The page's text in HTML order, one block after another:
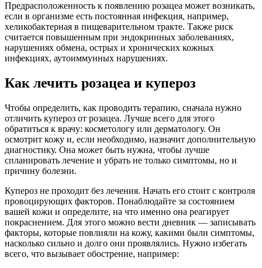
Предрасположенность к появлению розацеа может возникать,
если в организме есть постоянная инфекция, например,
хеликобактерная в пищеварительном тракте. Также риск
считается повышенным при эндокринных заболеваниях,
нарушениях обмена, острых и хронических кожных
инфекциях, аутоиммунных нарушениях.
Как лечить розацеа и купероз
Чтобы определить, как проводить терапию, сначала нужно
отличить купероз от розацеа. Лучше всего для этого
обратиться к врачу: косметологу или дерматологу. Он
осмотрит кожу и, если необходимо, назначит дополнительную
диагностику. Она может быть нужна, чтобы лучше
спланировать лечение и убрать не только симптомы, но и
причину болезни.
Купероз не проходит без лечения. Начать его стоит с контроля
провоцирующих факторов. Понаблюдайте за состоянием
вашей кожи и определите, на что именно она реагирует
покраснением. Для этого можно вести дневник — записывать
факторы, которые повлияли на кожу, какими были симптомы,
насколько сильно и долго они проявлялись. Нужно избегать
всего, что вызывает обострение, например: